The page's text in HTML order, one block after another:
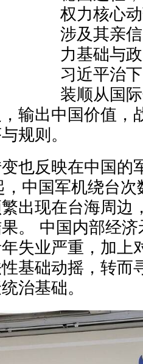
权力核心
涉及其亲
力基础与
习近平治
装顺从国
输出中国价值，
规则。
也反映在中国的
中国军机绕台
出现在台海周边
。 中国内部经
失业严重，加上
基础动摇，转而
治基础。